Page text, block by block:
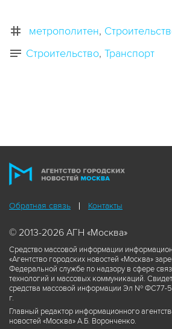
метрополитен
Строительство Транспорт
Обратная связь Контакты
© 2013-2026 АГН «Москва»
Средство массовой информации
«Агентство городских новостей «Москва»
Федеральной службе по надзору в сфере
технологий и массовых коммуникаций.
средства массовой информации Эл № ФС77-
г.
Главный редактор информационного
новостей «Москва» А.Б. Воронченко.